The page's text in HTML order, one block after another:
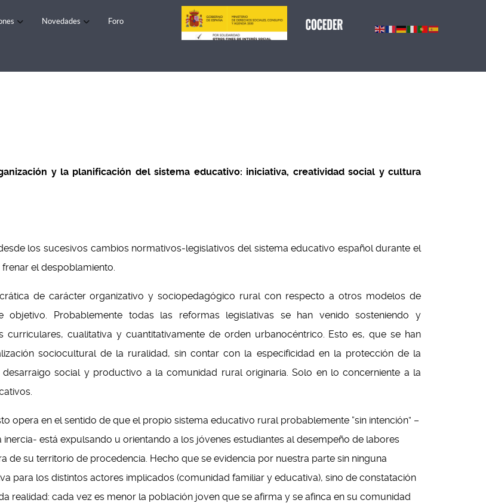
Novedades Foro
y la planificación del sistema educativo: iniciativa, creatividad social y cultura
los sucesivos cambios normativos-legislativos del sistema educativo español durante el
el despoblamiento.
de carácter organizativo y sociopedagógico rural con respecto a otros modelos de
Probablemente todas las reformas legislativas se han venido sosteniendo y
curriculares, cualitativa y cuantitativamente de orden urbanocéntrico. Esto es, que se han
sociocultural de la ruralidad, sin contar con la especificidad en la protección de la
social y productivo a la comunidad rural originaria. Solo en lo concerniente a la
opera en el sentido de que el propio sistema educativo rural probablemente “sin intención” –
inercia- está expulsando u orientando a los jóvenes estudiantes al desempeño de labores
de su territorio de procedencia. Hecho que se evidencia por nuestra parte sin ninguna
para los distintos actores implicados (comunidad familiar y educativa), sino de constatación
realidad: cada vez es menor la población joven que se afirma y se afinca en su comunidad